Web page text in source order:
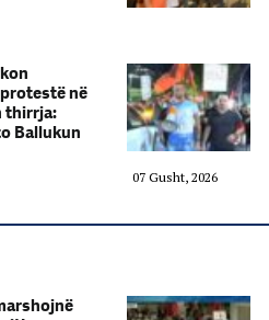
në
thirrja:
Ballukun
07 Gusht, 2026